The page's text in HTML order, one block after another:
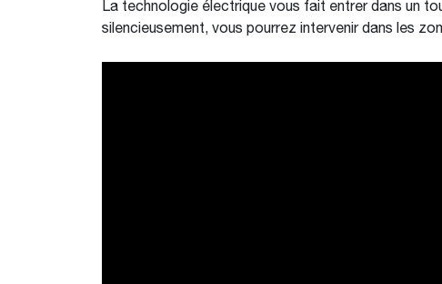
La technologie électrique vous fait entrer dans un
silencieusement, vous pourrez intervenir dans les